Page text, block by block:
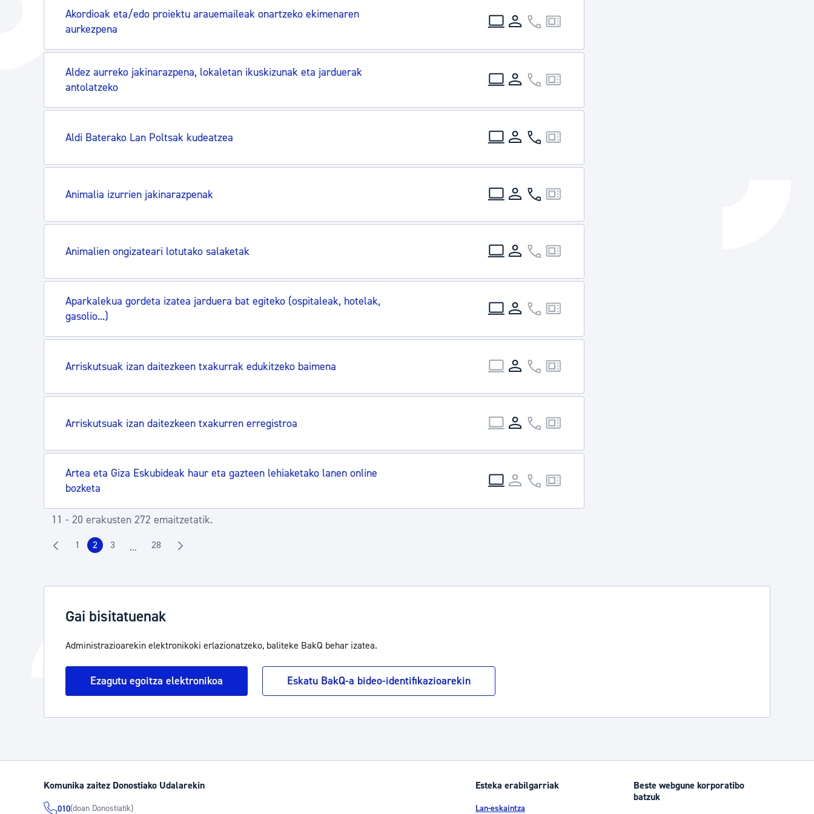
Hiria
Hiria orain
Hiria ezagutu
Etorkizuneko hiria
Aktualitatea Udal administrazioa
Gardentasun ataria
Akordioak eta/edo proiektu arauemaileak onartzeko ekimenaren
aurkezpena
Aldez aurreko jakinarazpena, lokaletan ikuskizunak eta jarduerak
antolatzeko
Aldi Baterako Lan Poltsak kudeatzea
Animalia izurrien jakinarazpenak
Animalien ongizateari lotutako salaketak
Aparkalekua gordeta izatea jarduera bat egiteko (ospitaleak, hotelak,
gasolio...)
Arriskutsuak izan daitezkeen txakurrak edukitzeko baimena
Arriskutsuak izan daitezkeen txakurren erregistroa
Artea eta Giza Eskubideak haur eta gazteen lehiaketako lanen online
bozketa
11 - 20 erakusten 272 emaitzetatik.
Orrialdea
1 Orrialdea
2 Orrialdea
3 ...Intermediate Pages Use TAB to navigate.
Orrialdea
28
Gai bisitatuenak
Administrazioarekin elektronikoki erlazionatzeko, baliteke BakQ behar izatea.
Ezagutu egoitza elektronikoa Eskatu BakQ-a bideo-identifikazioarekin
Komunika zaitez Donostiako Udalarekin
010(doan Donostiatik)
Esteka erabilgarriak
Lan-eskaintza
Beste webgune korporatibo
batzuk